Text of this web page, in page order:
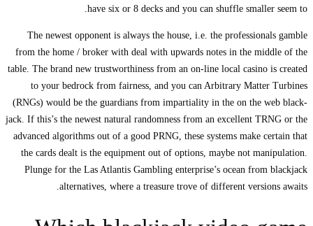
have six or 8 decks and you can shuffle smaller seem to.
The newest opponent is always the house, i.e. the professionals gamble
from the home / broker with deal with upwards notes in the middle of the
table. The brand new trustworthiness from an on-line local casino is created
to your bedrock from fairness, and you can Arbitrary Matter Turbines
(RNGs) would be the guardians from impartiality in the on the web black-
jack. If this’s the newest natural randomness from an excellent TRNG or the
advanced algorithms out of a good PRNG, these systems make certain that
the cards dealt is the equipment out of options, maybe not manipulation.
Plunge for the Las Atlantis Gambling enterprise’s ocean from blackjack
alternatives, where a treasure trove of different versions awaits.